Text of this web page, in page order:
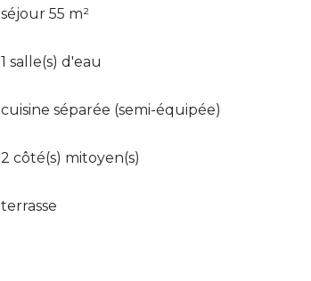
séjour 55 m²
1 salle(s) d'eau
cuisine séparée (semi-équipée)
2 côté(s) mitoyen(s)
terrasse